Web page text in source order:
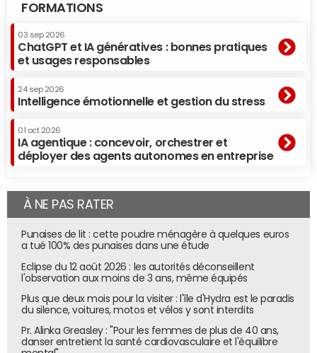
FORMATIONS
03 sep 2026
ChatGPT et IA génératives : bonnes pratiques
et usages responsables
24 sep 2026
Intelligence émotionnelle et gestion du stress
01 oct 2026
IA agentique : concevoir, orchestrer et
déployer des agents autonomes en entreprise
À NE PAS RATER
Punaises de lit : cette poudre ménagère à quelques euros
a tué 100% des punaises dans une étude
Eclipse du 12 août 2026 : les autorités déconseillent
l'observation aux moins de 3 ans, même équipés
Plus que deux mois pour la visiter : l'île d'Hydra est le paradis
du silence, voitures, motos et vélos y sont interdits
Pr. Alinka Greasley : "Pour les femmes de plus de 40 ans,
danser entretient la santé cardiovasculaire et l'équilibre